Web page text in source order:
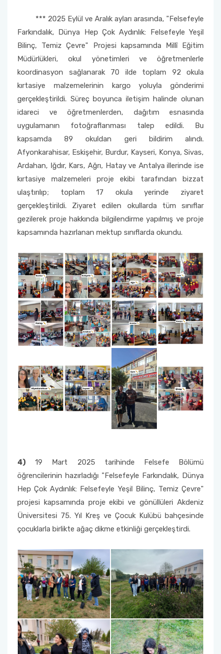
*** 2025 Eylül ve Aralık ayları arasında, "Felsefeyle
Farkındalık, Dünya Hep Çok Aydınlık: Felsefeyle Yeşil
Bilinç, Temiz Çevre" Projesi kapsamında Millî Eğitim
Müdürlükleri, okul yönetimleri ve öğretmenlerle
koordinasyon sağlanarak 70 ilde toplam 92 okula
kırtasiye malzemelerinin kargo yoluyla gönderimi
gerçekleştirildi. Süreç boyunca iletişim halinde olunan
idareci ve öğretmenlerden, dağıtım esnasında
uygulamanın fotoğraflanması talep edildi. Bu
kapsamda 89 okuldan geri bildirim alındı.
Afyonkarahisar, Eskişehir, Burdur, Kayseri, Konya, Sivas,
Ardahan, Iğdır, Kars, Ağrı, Hatay ve Antalya illerinde ise
kırtasiye malzemeleri proje ekibi tarafından bizzat
ulaştırılıp; toplam 17 okula yerinde ziyaret
gerçekleştirildi. Ziyaret edilen okullarda tüm sınıflar
gezilerek proje hakkında bilgilendirme yapılmış ve proje
kapsamında hazırlanan mektup sınıflarda okundu.
4) 19 Mart 2025 tarihinde Felsefe Bölümü
öğrencilerinin hazırladığı "Felsefeyle Farkındalık, Dünya
Hep Çok Aydınlık: Felsefeyle Yeşil Bilinç, Temiz Çevre"
projesi kapsamında proje ekibi ve gönüllüleri Akdeniz
Üniversitesi 75. Yıl Kreş ve Çocuk Kulübü bahçesinde
çocuklarla birlikte ağaç dikme etkinliği gerçekleştirdi.